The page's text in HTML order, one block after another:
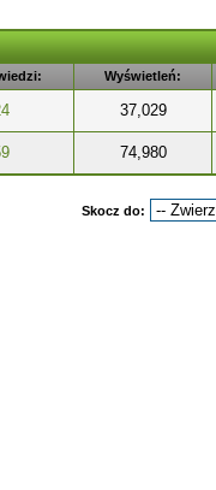
Wyświetleń:
37,029
74,980
Skocz do: